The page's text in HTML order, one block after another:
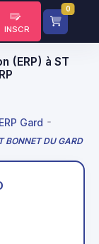
INSCR
0
(ERP) à ST
ERP Gard
DU GARD